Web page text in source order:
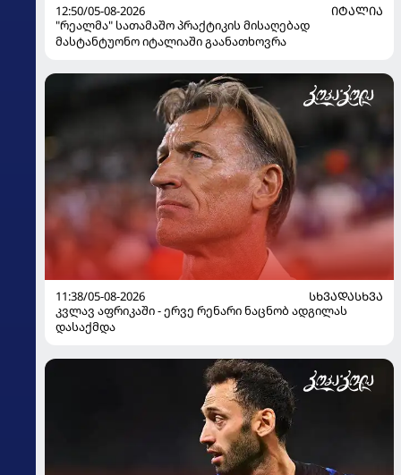
12:50/05-08-2026
ᲘᲢᲐᲚᲘᲐ
"რეალმა" სათამაშო პრაქტიკის მისაღებად
მასტანტუონო იტალიაში გაანათხოვრა
11:38/05-08-2026
ᲡᲮᲕᲐᲓᲐᲡᲮᲕᲐ
კვლავ აფრიკაში - ერვე რენარი ნაცნობ ადგილას
დასაქმდა